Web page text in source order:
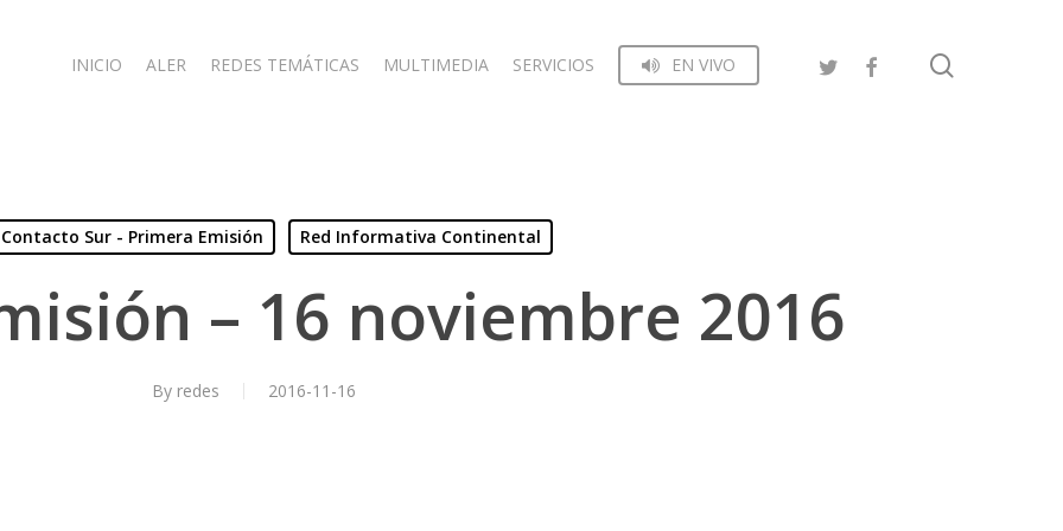
INICIO ALER REDES TEMÁTICAS MULTIMEDIA SERVICIOS EN VIVO
Contacto Sur - Primera Emisión Red Informativa Continental
– 16 noviembre 2016
By redes 2016-11-16